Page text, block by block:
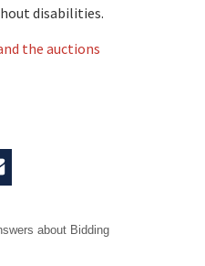
disabilities.
the auctions
about Bidding